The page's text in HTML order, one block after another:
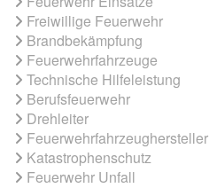
Freiwillige Feuerwehr
Brandbekämpfung
Feuerwehrfahrzeuge
Technische Hilfeleistung
Berufsfeuerwehr
Drehleiter
Feuerwehrfahrzeughersteller
Katastrophenschutz
Feuerwehr Unfall